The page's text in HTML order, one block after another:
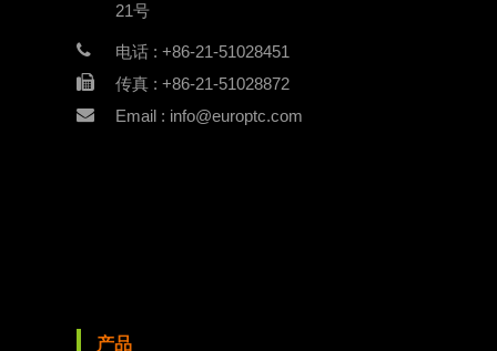
21号
电话 : +86-21-51028451
传真 : +86-21-51028872
Email : info@europtc.com
产品